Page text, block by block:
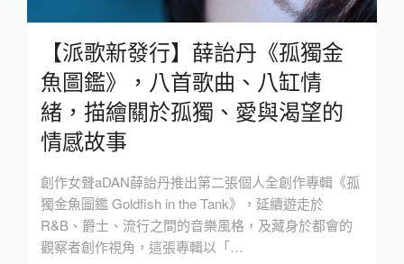
【派歌新發行】薛詒丹《孤獨金
魚圖鑑》，八首歌曲、八缸情
緒，描繪關於孤獨、愛與渴望的
情感故事
創作女聲aDAN薛詒丹推出第二張個人全創作專輯《孤
獨金魚圖鑑 Goldfish in the Tank》，延續遊走於
R&B、爵士、流行之間的音樂風格，及藏身於都會的
觀察者創作視角，這張專輯以「…